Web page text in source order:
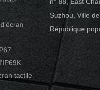
tactile
Suzhou, Ville
République